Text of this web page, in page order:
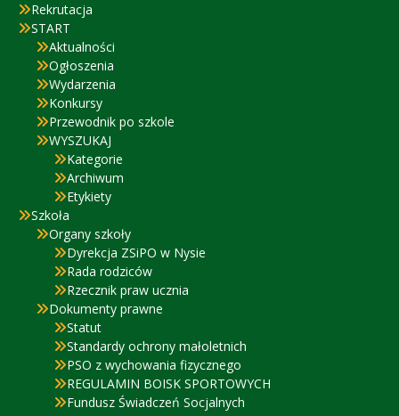
Rekrutacja
START
Aktualności
Ogłoszenia
Wydarzenia
Konkursy
Przewodnik po szkole
WYSZUKAJ
Kategorie
Archiwum
Etykiety
Szkoła
Organy szkoły
Dyrekcja ZSiPO w Nysie
Rada rodziców
Rzecznik praw ucznia
Dokumenty prawne
Statut
Standardy ochrony małoletnich
PSO z wychowania fizycznego
REGULAMIN BOISK SPORTOWYCH
Fundusz Świadczeń Socjalnych